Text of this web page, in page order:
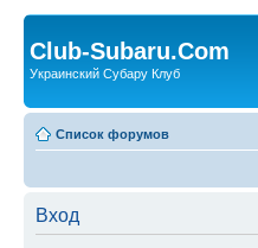
Club-Subaru.Com
Украинский Субару Клуб
Список форумов
Вход